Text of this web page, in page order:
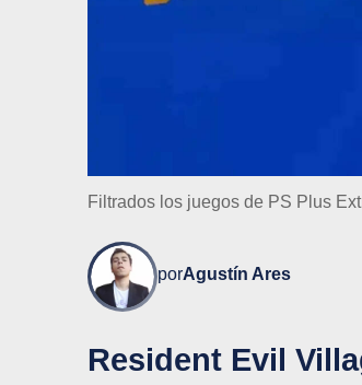
Filtrados los juegos de PS Plus
porAgustín Ares
Resident Evil